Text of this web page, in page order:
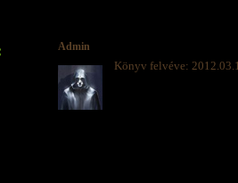
Admin
Könyv felvéve: